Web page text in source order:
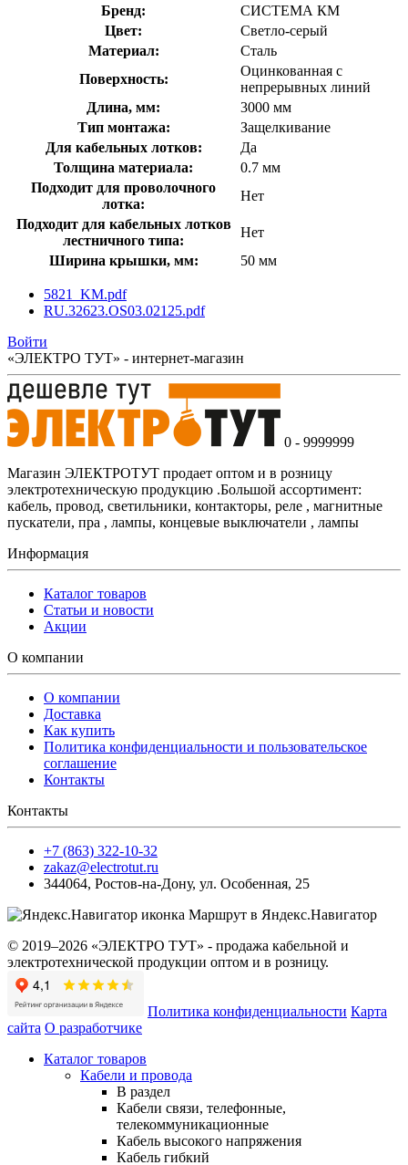
Бренд:
СИСТЕМА КМ
Цвет:
Светло-серый
Материал:
Сталь
Поверхность:
Оцинкованная с
непрерывных линий
Длина, мм:
3000 мм
Тип монтажа:
Защелкивание
Для кабельных лотков:
Да
Толщина материала:
0.7 мм
Подходит для проволочного
лотка:
Нет
Подходит для кабельных лотков
лестничного типа:
Нет
Ширина крышки, мм:
50 мм
5821_KM.pdf
RU.32623.OS03.02125.pdf
Войти
«ЭЛЕКТРО ТУТ» - интернет-магазин
0 - 9999999
Магазин ЭЛЕКТРОТУТ продает оптом и в розницу
электротехническую продукцию .Большой ассортимент:
кабель, провод, светильники, контакторы, реле , магнитные
пускатели, пра , лампы, концевые выключатели , лампы
Информация
Каталог товаров
Статьи и новости
Акции
О компании
О компании
Доставка
Как купить
Политика конфиденциальности и пользовательское
соглашение
Контакты
Контакты
+7 (863) 322-10-32
zakaz@electrotut.ru
344064, Ростов-на-Дону, ул. Особенная, 25
Маршрут в Яндекс.Навигатор
© 2019–2026 «ЭЛЕКТРО ТУТ» - продажа кабельной и
электротехнической продукции оптом и в розницу.
Политика конфиденциальности Карта
сайта О разработчике
Каталог товаров
Кабели и провода
В раздел
Кабели связи, телефонные,
телекоммуникационные
Кабель высокого напряжения
Кабель гибкий